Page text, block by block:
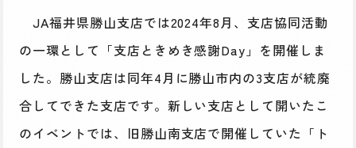
JA福井県勝山支店では2024年8月、支店協同活動
の一環として「支店ときめき感謝Day」を開催しま
した。勝山支店は同年4月に勝山市内の3支店が統廃
合してできた支店です。新しい支店として開いたこ
のイベントでは、旧勝山南支店で開催していた「ト